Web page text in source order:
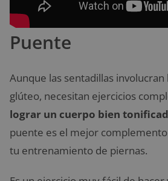
Puente
Aunque las sentadillas
glúteo, necesitan ejercicios
lograr un cuerpo bien
puente es el mejor
tu entrenamiento de piernas.